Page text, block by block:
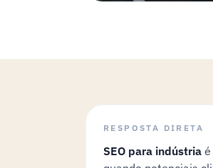
RESPOSTA DIRETA
SEO para indústria